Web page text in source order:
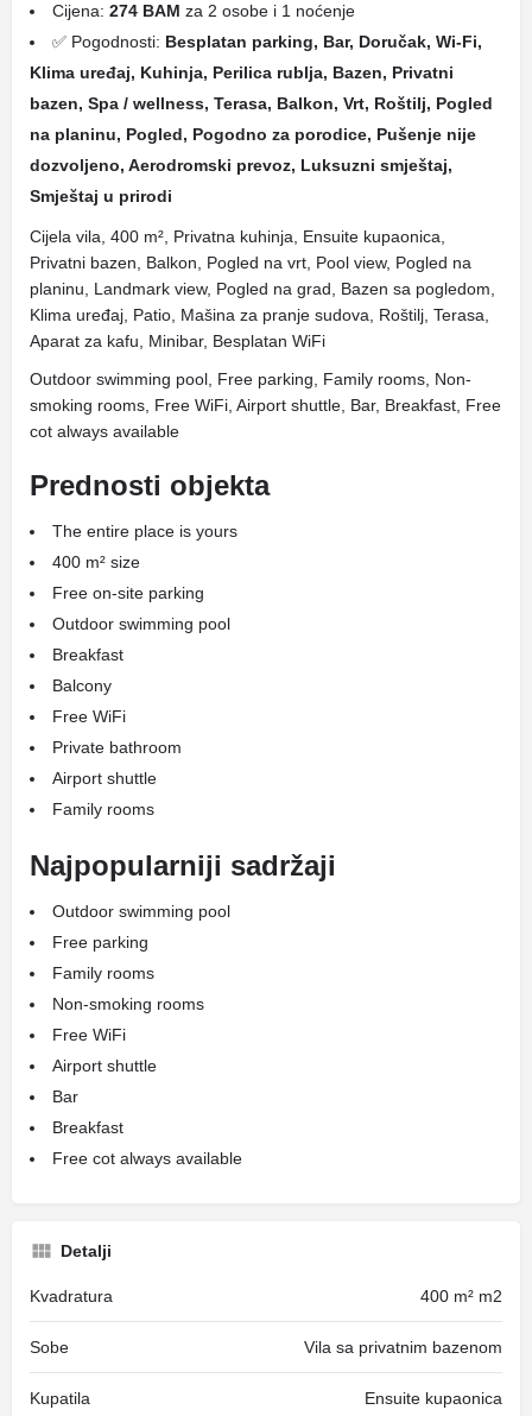
Cijena: 274 BAM za 2 osobe i 1 noćenje
✅ Pogodnosti: Besplatan parking, Bar, Doručak, Wi-Fi,
Klima uređaj, Kuhinja, Perilica rublja, Bazen, Privatni
bazen, Spa / wellness, Terasa, Balkon, Vrt, Roštilj, Pogled
na planinu, Pogled, Pogodno za porodice, Pušenje nije
dozvoljeno, Aerodromski prevoz, Luksuzni smještaj,
Smještaj u prirodi
Cijela vila, 400 m², Privatna kuhinja, Ensuite kupaonica,
Privatni bazen, Balkon, Pogled na vrt, Pool view, Pogled na
planinu, Landmark view, Pogled na grad, Bazen sa pogledom,
Klima uređaj, Patio, Mašina za pranje sudova, Roštilj, Terasa,
Aparat za kafu, Minibar, Besplatan WiFi
Outdoor swimming pool, Free parking, Family rooms, Non-
smoking rooms, Free WiFi, Airport shuttle, Bar, Breakfast, Free
cot always available
Prednosti objekta
The entire place is yours
400 m² size
Free on-site parking
Outdoor swimming pool
Breakfast
Balcony
Free WiFi
Private bathroom
Airport shuttle
Family rooms
Najpopularniji sadržaji
Outdoor swimming pool
Free parking
Family rooms
Non-smoking rooms
Free WiFi
Airport shuttle
Bar
Breakfast
Free cot always available
Detalji
Kvadratura 400 m² m2
Sobe Vila sa privatnim bazenom
Kupatila Ensuite kupaonica